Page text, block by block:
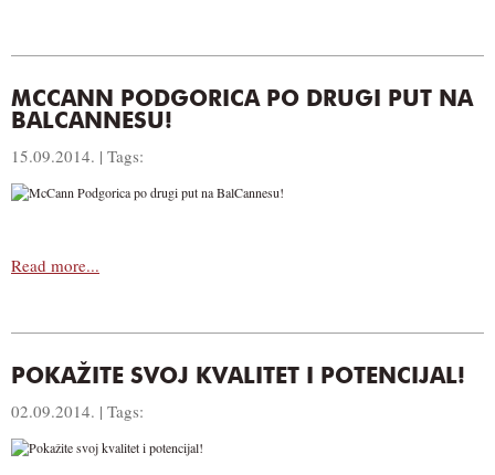
MCCANN PODGORICA PO DRUGI PUT NA
BALCANNESU!
15.09.2014. | Tags:
Read more...
POKAŽITE SVOJ KVALITET I POTENCIJAL!
02.09.2014. | Tags: